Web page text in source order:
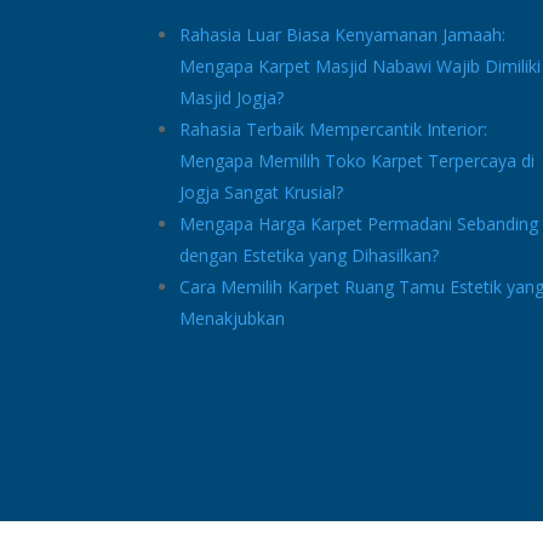
Rahasia Luar Biasa Kenyamanan Jamaah:
Mengapa Karpet Masjid Nabawi Wajib Dimiliki
Masjid Jogja?
Rahasia Terbaik Mempercantik Interior:
Mengapa Memilih Toko Karpet Terpercaya di
Jogja Sangat Krusial?
Mengapa Harga Karpet Permadani Sebanding
dengan Estetika yang Dihasilkan?
Cara Memilih Karpet Ruang Tamu Estetik
Menakjubkan